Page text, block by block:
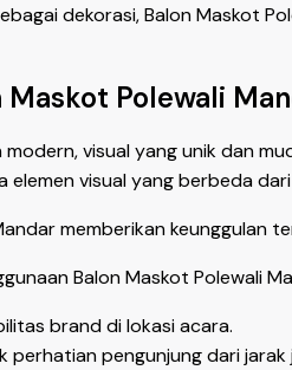
dekorasi, Balon Maskot
Maskot Polewali
visual yang unik dan
visual yang berbeda
memberikan
Balon Maskot Polewali
brand di lokasi acara.
perhatian pengunjung dari jarak